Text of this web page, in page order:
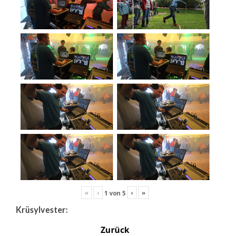
« ‹ 1 von 5 › »
Krüsylvester:
Zurück